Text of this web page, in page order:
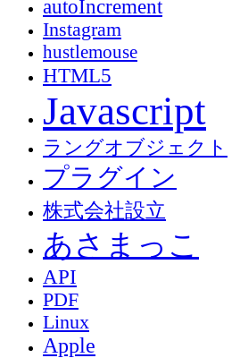
autoIncrement
Instagram
hustlemouse
HTML5
Javascript
ラングオブジェクト
プラグイン
株式会社設立
あさまっこ
API
PDF
Linux
Apple